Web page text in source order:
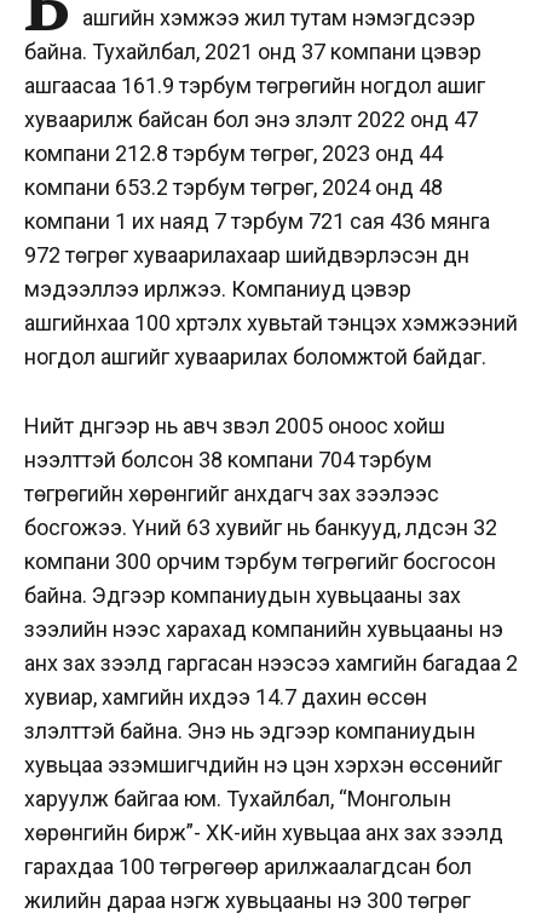
ашгийн хэмжээ жил тутам нэмэгдсээр
байна. Тухайлбал, 2021 онд 37 компани цэвэр
ашгаасаа 161.9 тэрбум төгрөгийн ногдол ашиг
хуваарилж байсан бол энэ үзүүлэлт 2022 онд 47
компани 212.8 тэрбум төгрөг, 2023 онд 44
компани 653.2 тэрбум төгрөг, 2024 онд 48
компани 1 их наяд 7 тэрбум 721 сая 436 мянга
972 төгрөг хуваарилахаар шийдвэрлэсэн дүн
мэдээллээ ирүүлжээ. Компаниуд цэвэр
ашгийнхаа 100 хүртэлх хувьтай тэнцэх хэмжээний
ногдол ашгийг хуваарилах боломжтой байдаг.
Нийт дүнгээр нь авч үзвэл 2005 оноос хойш
нээлттэй болсон 38 компани 704 тэрбум
төгрөгийн хөрөнгийг анхдагч зах зээлээс
босгожээ. Үүний 63 хувийг нь банкууд, үлдсэн 32
компани 300 орчим тэрбум төгрөгийг босгосон
байна. Эдгээр компаниудын хувьцааны зах
зээлийн үнээс харахад компанийн хувьцааны үнэ
анх зах зээлд гаргасан үнээсээ хамгийн багадаа 2
хувиар, хамгийн ихдээ 14.7 дахин өссөн
үзүүлэлттэй байна. Энэ нь эдгээр компаниудын
хувьцаа эзэмшигчдийн үнэ цэн хэрхэн өссөнийг
харуулж байгаа юм. Тухайлбал, “Монголын
хөрөнгийн бирж”- ХК-ийн хувьцаа анх зах зээлд
гарахдаа 100 төгрөгөөр арилжаалагдсан бол
жилийн дараа нэгж хувьцааны үнэ 300 төгрөг